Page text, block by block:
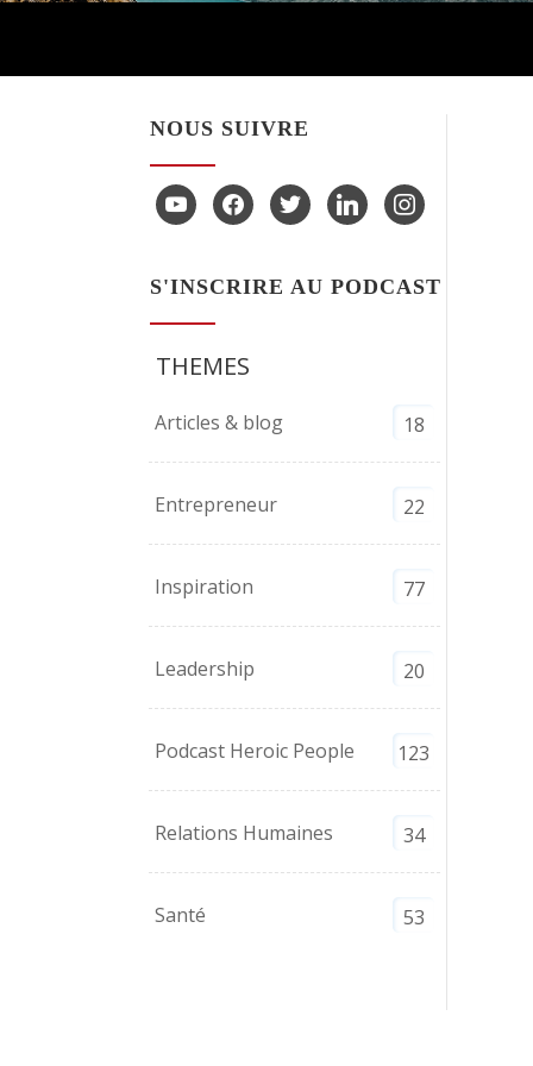
NOUS SUIVRE
youtubefacebooktwitter linkedin instagram
S'INSCRIRE AU PODCAST
THEMES
Articles & blog 18
Entrepreneur 22
Inspiration 77
Leadership 20
Podcast Heroic People 123
Relations Humaines 34
Santé 53